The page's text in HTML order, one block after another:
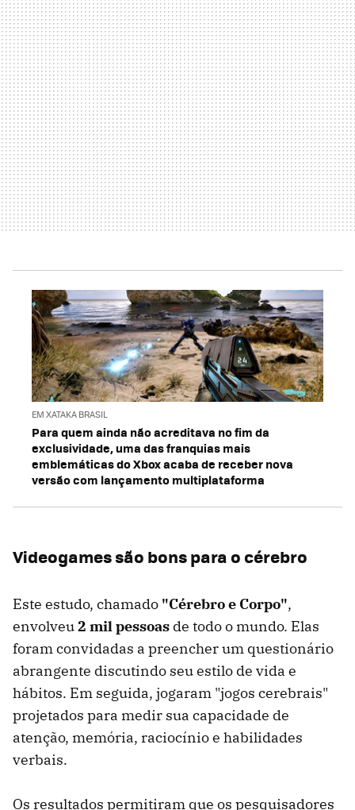
EM XATAKA BRASIL
Para quem ainda não acreditava no fim da
exclusividade, uma das franquias mais
emblemáticas do Xbox acaba de receber nova
versão com lançamento multiplataforma
Videogames são bons para o cérebro
Este estudo, chamado "Cérebro e Corpo",
envolveu2 mil pessoas de todo o mundo. Elas
foram convidadas a preencher um questionário
abrangente discutindo seu estilo de vida e
hábitos. Em seguida, jogaram "jogos cerebrais"
projetados para medir sua capacidade de
atenção, memória, raciocínio e habilidades
verbais.
Os resultados permitiram que os pesquisadores